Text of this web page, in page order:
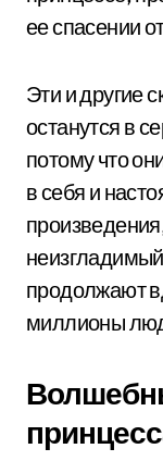
ее спасении
Эти и другие
останутся в
потому что
в себя и
продолжают
миллионы